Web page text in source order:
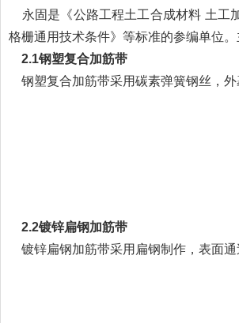
永固是《公路工程土工合成材料 土工
格栅通用技术条件》等标准的参编单位。
2.1钢塑复合加筋带
钢塑复合加筋带采用碳素弹簧钢丝，
2.2镀锌扁钢加筋带
镀锌扁钢加筋带采用扁钢制作，表面